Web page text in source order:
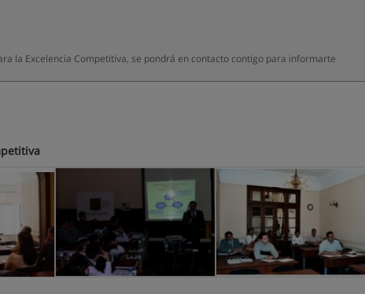
la Excelencia Competitiva, se pondrá en contacto contigo para informarte